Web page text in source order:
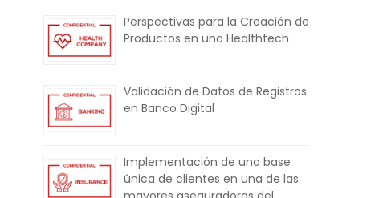
Perspectivas para la Creación de
Productos en una Healthtech
Validación de Datos de Registros
en Banco Digital
Implementación de una base
única de clientes en una de las